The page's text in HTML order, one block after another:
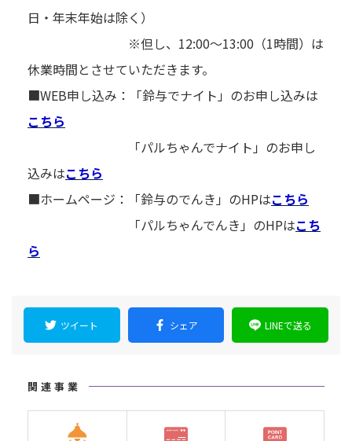
日・年末年始は除く）
※但し、12:00～13:00（1時間）は
休業時間とさせていただきます。
■WEB申し込み：「鈴与でナイト」のお申し込みは
こちら
「パルちゃんでナイト」のお申し
込みはこちら
■ホームページ：「鈴与のでんき」のHPはこちら
「パルちゃんでんき」のHPはこち
ら
ツイート シェア LINEで送る
関連事業